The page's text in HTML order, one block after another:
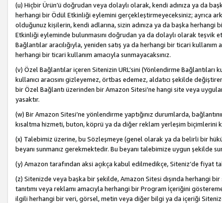
(u) Hiçbir Ürün’ü doğrudan veya dolaylı olarak, kendi adınıza ya da
herhangi bir Ödül Etkinliği eylemini gerçekleştirmeyeceksiniz; ayrıca
olduğunuz kişilerin, kendi adlarına, sizin adınıza ya da başka herhangi
Etkinliği eyleminde bulunmasını doğrudan ya da dolaylı olarak teşvik
Bağlantılar aracılığıyla, yeniden satış ya da herhangi bir ticari
herhangi bir ticari kullanım amacıyla sunmayacaksınız.
(v) Özel Bağlantılar içeren Sitenizin URL’sini (Yönlendirme Bağlantıları
kullanıcı aracısını gizleyemez, örtbas edemez, aldatıcı şekilde
bir Özel Bağlantı üzerinden bir Amazon Sitesi’ne hangi site veya
yasaktır.
(w) Bir Amazon Sitesi’ne yönlendirme yaptığınız durumlarda,
kısaltma hizmeti, buton, köprü ya da diğer reklam yerleşim biçimlerini
(x) Talebimiz üzerine, bu Sözleşmeye (genel olarak ya da belirli bir
beyanı sunmanız gerekmektedir. Bu beyanı talebimize uygun şekilde
(y) Amazon tarafından aksi açıkça kabul edilmedikçe, Siteniz’de fiyat
(z) Sitenizde veya başka bir şekilde, Amazon Sitesi dışında herhangi
tanıtımı veya reklamı amacıyla herhangi bir Program İçeriğini
ilgili herhangi bir veri, görsel, metin veya diğer bilgi ya da içeriği